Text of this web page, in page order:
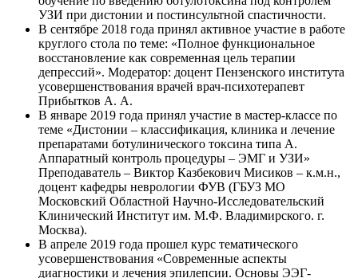
УЗИ при дистонии и постинсультной спастичности.
В сентябре 2018 года принял активное участие в работе
круглого стола по теме: «Полное функциональное
восстановление как современная цель терапии
депрессий». Модератор: доцент Пензенского института
усовершенствования врачей врач-психотерапевт
Прибытков А. А.
В январе 2019 года принял участие в мастер-классе по
теме «Дистонии – классификация, клиника и лечение
препаратами ботулинического токсина типа А.
Аппаратный контроль процедуры – ЭМГ и УЗИ»
Преподаватель – Виктор Казбекович Мисиков – к.м.н.,
доцент кафедры неврологии ФУВ (ГБУЗ МО
Московский Областной Научно-Исследовательский
Клинический Институт им. М.Ф. Владимирского. г.
Москва).
В апреле 2019 года прошел курс тематического
усовершенствования «Современные аспекты
диагностики и лечения эпилепсии. Основы ЭЭГ-